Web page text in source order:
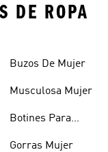
DE ROPA
Buzos De Mujer
Musculosa Mujer
Botines Para
Gorras Mujer